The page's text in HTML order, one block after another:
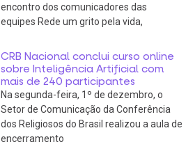
encontro dos comunicadores das
equipes Rede um grito pela vida,
CRB Nacional conclui curso online
sobre Inteligência Artificial com
mais de 240 participantes
Na segunda-feira, 1º de dezembro, o
Setor de Comunicação da Conferência
dos Religiosos do Brasil realizou a aula de
encerramento